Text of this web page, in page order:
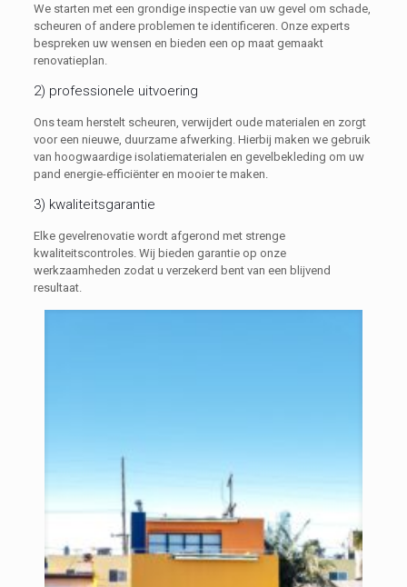
We starten met een grondige inspectie van uw gevel om schade,
scheuren of andere problemen te identificeren. Onze experts
bespreken uw wensen en bieden een op maat gemaakt
renovatieplan.
2) professionele uitvoering
Ons team herstelt scheuren, verwijdert oude materialen en zorgt
voor een nieuwe, duurzame afwerking. Hierbij maken we gebruik
van hoogwaardige isolatiematerialen en gevelbekleding om uw
pand energie-efficiënter en mooier te maken.
3) kwaliteitsgarantie
Elke gevelrenovatie wordt afgerond met strenge
kwaliteitscontroles. Wij bieden garantie op onze
werkzaamheden zodat u verzekerd bent van een blijvend
resultaat.